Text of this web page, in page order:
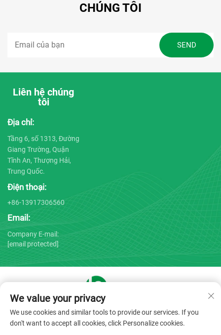
CHÚNG TÔI
Liên hệ chúng
tôi
Địa chỉ:
Tầng 6, số 1313, Đường
Giang Trường, Quận
Tĩnh An, Thượng Hải,
Trung Quốc.
Điện thoại:
+86-13917306560
Email:
Company E-mail:
[email protected]
Bản quyền © 2025 bởi Công ty TNHH Thiết bị Y tế Thượng Hải
Bojin -Chính sách bảo mật
We value your privacy
We use cookies and similar tools to provide our services. If you
don't want to accept all cookies, click Personalize cookies.